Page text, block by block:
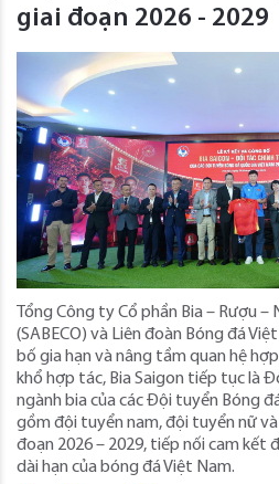
giai đoạn 2026 - 2029
Tổng Công ty Cổ phần Bia – Rượu –
(SABECO) và Liên đoàn Bóng đá
bố gia hạn và nâng tầm quan hệ
khổ hợp tác, Bia Saigon tiếp tục là
ngành bia của các Đội tuyển Bóng
gồm đội tuyển nam, đội tuyển nữ
đoạn 2026 – 2029, tiếp nối cam kết
dài hạn của bóng đá Việt Nam.